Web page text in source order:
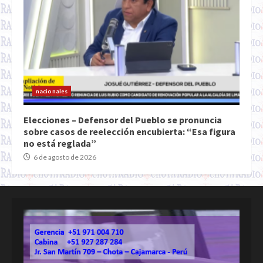
nacionales
Elecciones – Defensor del Pueblo se pronuncia
sobre casos de reelección encubierta: “Esa figura
no está reglada”
6 de agosto de 2026